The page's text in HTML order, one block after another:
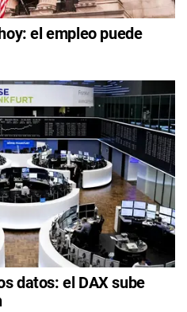
el empleo puede
datos: el DAX sube